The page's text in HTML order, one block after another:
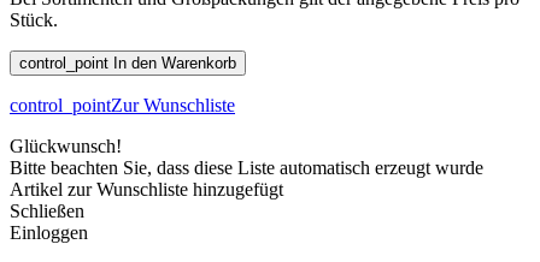
Stück.
control_point In den Warenkorb
control_pointZur Wunschliste
Glückwunsch!
Bitte beachten Sie, dass diese Liste automatisch erzeugt wurde
Artikel zur Wunschliste hinzugefügt
Schließen
Einloggen